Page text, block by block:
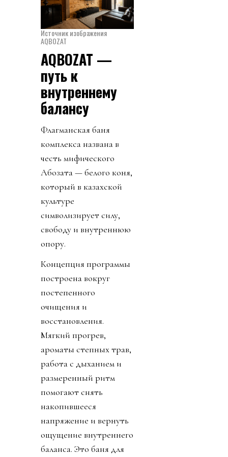
Источник изображения
AQBOZAT
AQBOZAT —
путь к
внутреннему
балансу
Флагманская баня
комплекса названа в
честь мифического
Ақбозата — белого коня,
который в казахской
культуре
символизирует силу,
свободу и внутреннюю
опору.
Концепция программы
построена вокруг
постепенного
очищения и
восстановления.
Мягкий прогрев,
ароматы степных трав,
работа с дыханием и
размеренный ритм
помогают снять
накопившееся
напряжение и вернуть
ощущение внутреннего
баланса. Это баня для